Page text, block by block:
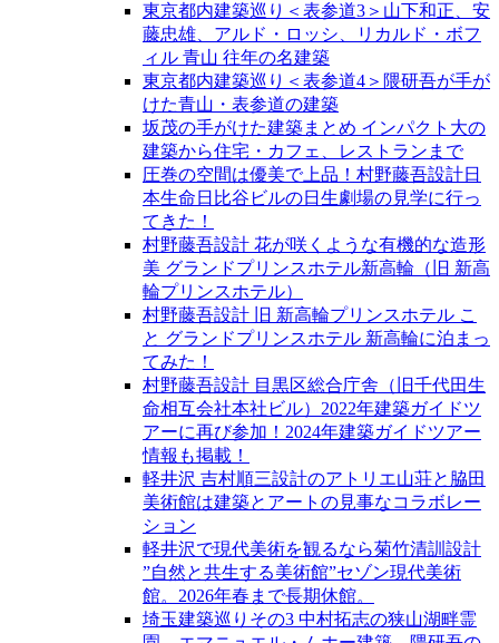
東京都内建築巡り＜表参道3＞山下和正、安
藤忠雄、アルド・ロッシ、リカルド・ボフ
ィル 青山 往年の名建築
東京都内建築巡り＜表参道4＞隈研吾が手が
けた青山・表参道の建築
坂茂の手がけた建築まとめ インパクト大の
建築から住宅・カフェ、レストランまで
圧巻の空間は優美で上品！村野藤吾設計日
本生命日比谷ビルの日生劇場の見学に行っ
てきた！
村野藤吾設計 花が咲くような有機的な造形
美 グランドプリンスホテル新高輪（旧 新高
輪プリンスホテル）
村野藤吾設計 旧 新高輪プリンスホテル こ
と グランドプリンスホテル 新高輪に泊まっ
てみた！
村野藤吾設計 目黒区総合庁舎（旧千代田生
命相互会社本社ビル）2022年建築ガイドツ
アーに再び参加！2024年建築ガイドツアー
情報も掲載！
軽井沢 吉村順三設計のアトリエ山荘と脇田
美術館は建築とアートの見事なコラボレー
ション
軽井沢で現代美術を観るなら菊竹清訓設計
”自然と共生する美術館”セゾン現代美術
館。2026年春まで長期休館。
埼玉建築巡りその3 中村拓志の狭山湖畔霊